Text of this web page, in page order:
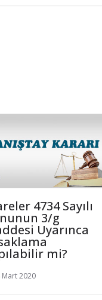
4734 Sayılı
3/g
Uyarınca
mi?
Mart 2020